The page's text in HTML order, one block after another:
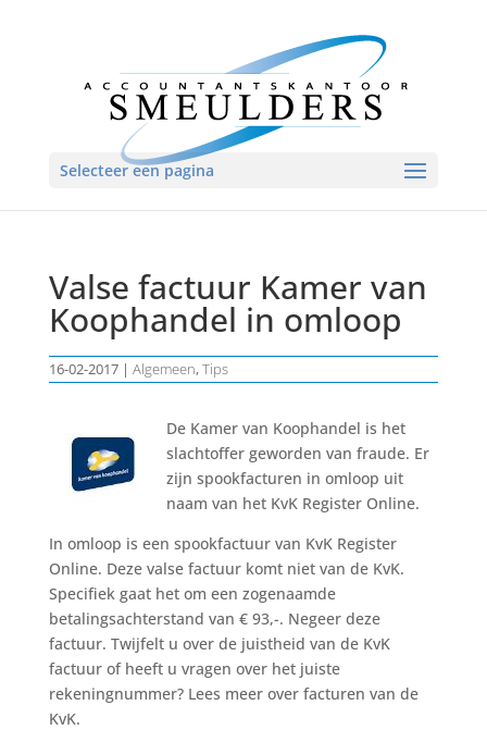
Selecteer een pagina
Valse factuur Kamer van
Koophandel in omloop
16-02-2017| Algemeen,Tips
De Kamer van Koophandel is het
slachtoffer geworden van fraude. Er
zijn spookfacturen in omloop uit
naam van het KvK Register Online.
In omloop is een spookfactuur van KvK Register
Online. Deze valse factuur komt niet van de KvK.
Specifiek gaat het om een zogenaamde
betalingsachterstand van € 93,-. Negeer deze
factuur. Twijfelt u over de juistheid van de KvK
factuur of heeft u vragen over het juiste
rekeningnummer? Lees meer over facturen van de
KvK.